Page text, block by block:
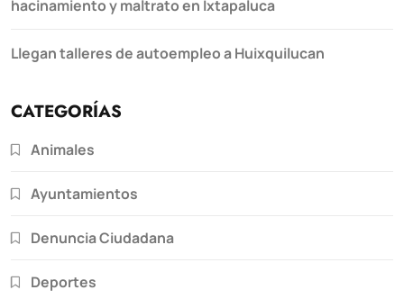
hacinamiento y maltrato en Ixtapaluca
Llegan talleres de autoempleo a Huixquilucan
CATEGORÍAS
Animales
Ayuntamientos
Denuncia Ciudadana
Deportes